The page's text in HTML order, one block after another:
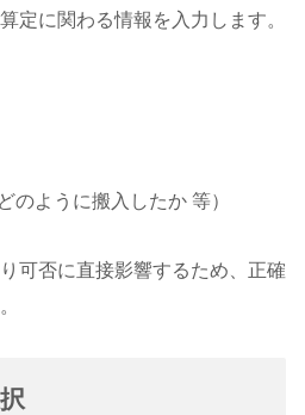
定に関わる情報を入力します。
のように搬入したか 等）
可否に直接影響するため、正確